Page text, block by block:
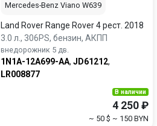
Mercedes-Benz Viano W639
Land Rover Range Rover 4 рест. 2018
3.0 л., 306PS, бензин, АКПП
внедорожник 5 дв.
1N1A-12A699-AA, JD61212,
LR008877
В наличии
4 250 ₽
~ 50 $ ~ 150 BYN